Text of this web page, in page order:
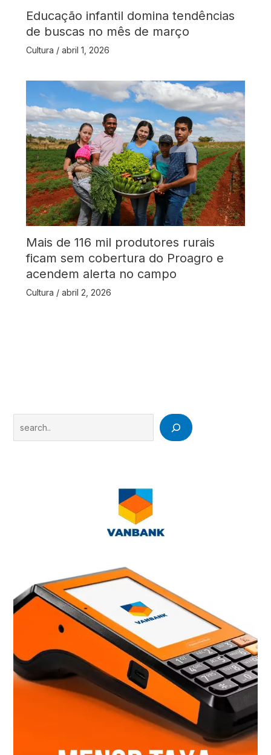
Educação infantil domina tendências
de buscas no mês de março
Cultura / abril 1, 2026
Mais de 116 mil produtores rurais
ficam sem cobertura do Proagro e
acendem alerta no campo
Cultura / abril 2, 2026